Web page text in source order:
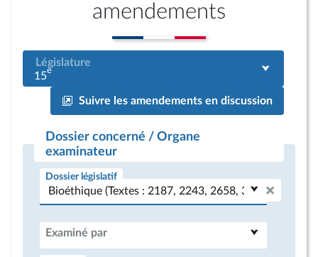
amendements
Législature
15e
Suivre les amendements en discussion
Dossier concerné / Organe
examinateur
Dossier législatif
Examiné par